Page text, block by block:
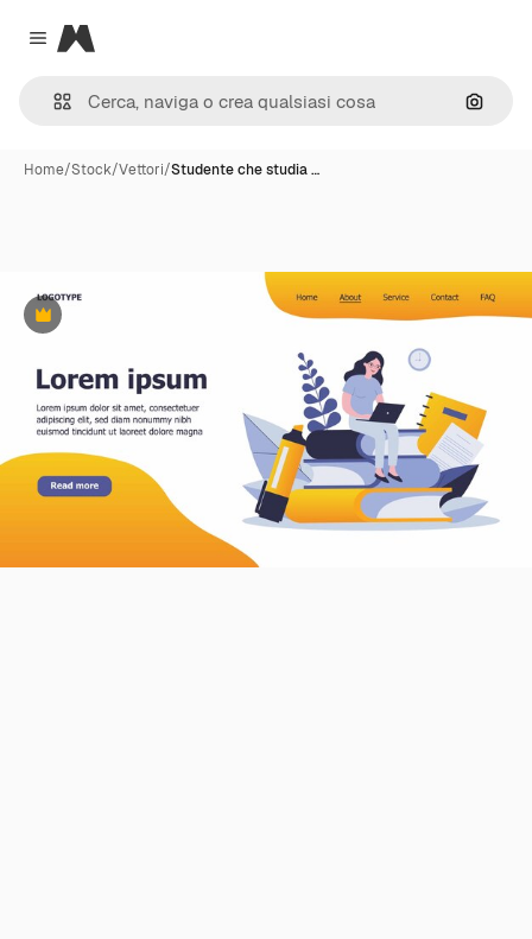
Close menu
Magnific
Cerca
Home/Stock/Vettori/Studente che studia …
Premium